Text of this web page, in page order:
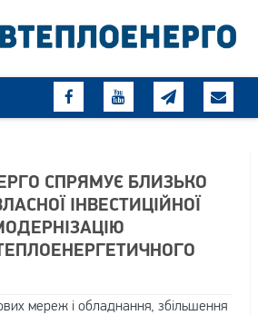
СПРЯМУЄ БЛИЗЬКО
ІНВЕСТИЦІЙНОЇ
мереж і обладнання, збільшення